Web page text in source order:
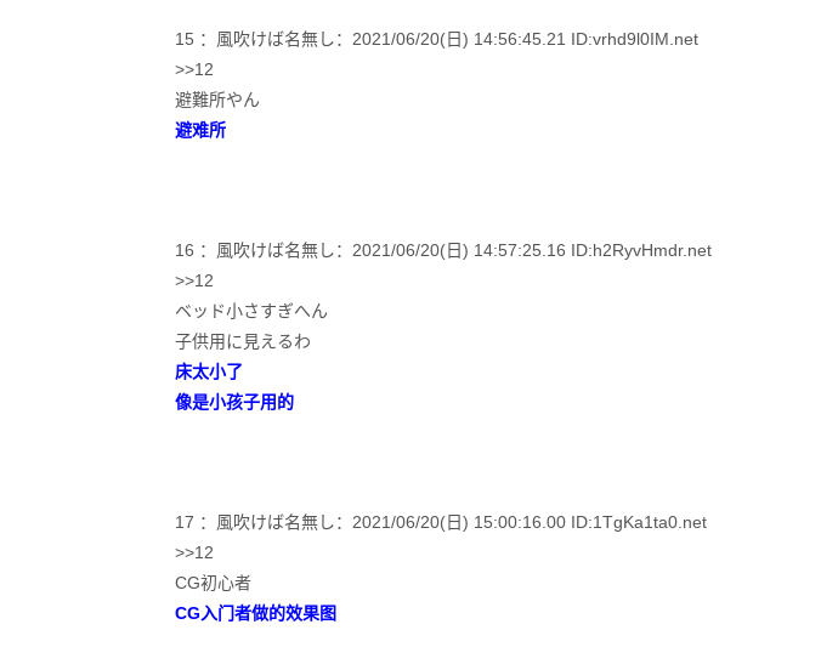
15 ：風吹けば名無し：2021/06/20(日) 14:56:45.21 ID:vrhd9l0IM.net
>>12
避難所やん
避难所
16 ：風吹けば名無し：2021/06/20(日) 14:57:25.16 ID:h2RyvHmdr.net
>>12
ベッド小さすぎへん
子供用に見えるわ
床太小了
像是小孩子用的
17 ：風吹けば名無し：2021/06/20(日) 15:00:16.00 ID:1TgKa1ta0.net
>>12
CG初心者
CG入门者做的效果图